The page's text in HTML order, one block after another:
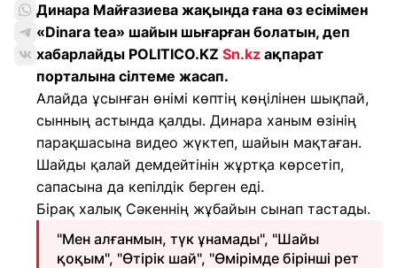
Динара Майғазиева жақында ғана өз есімімен
«Dinara tea» шайын шығарған болатын, деп
хабарлайды POLITICO.KZ Sn.kz ақпарат
порталына сілтеме жасап.
Алайда ұсынған өнімі көптің көңілінен шықпай,
сынның астында қалды. Динара ханым өзінің
парақшасына видео жүктеп, шайын мақтаған.
Шайды қалай демдейтінін жұртқа көрсетіп,
сапасына да кепілдік берген еді.
Бірақ халық Сәкеннің жұбайын сынап тастады.
"Мен алғанмын, түк ұнамады", "Шайы
қоқым", "Өтірік шай", "Өмірімде бірінші рет